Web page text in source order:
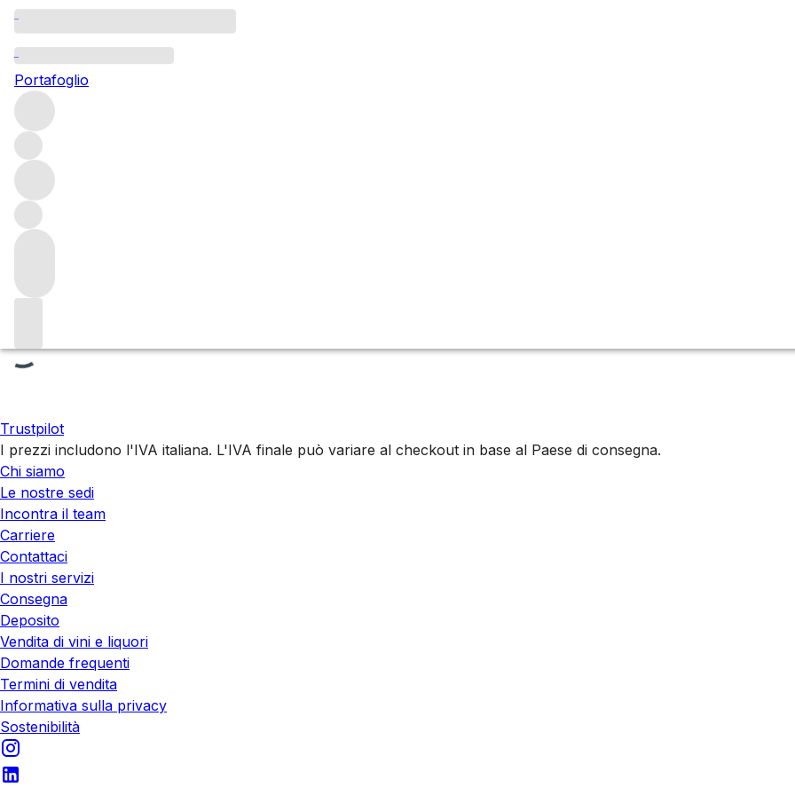
Portafoglio
Clairin
Esplora la nostra gamma di clairin dei migliori produttori haitiani. Scopri bottiglie interessanti e da collezione di
sull'isola caraibica di Haiti con metodi tradizionali da secoli: tutti disponibili ora e reperibili su richiesta.
Liquori
Filtri
Trustpilot
I prezzi includono l'IVA italiana. L'IVA finale può variare al checkout in base al Paese di consegna.
Chi siamo
Le nostre sedi
Incontra il team
Carriere
Contattaci
I nostri servizi
Consegna
Deposito
Vendita di vini e liquori
Domande frequenti
Termini di vendita
Informativa sulla privacy
Sostenibilità